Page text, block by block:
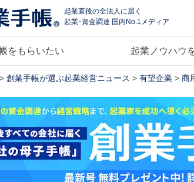
起業直後の全法人に届く
起業･資金調達 国内No.1メディア
をもらいたい 起業ノウハウ
> 創業手帳が選ぶ起業経営ニュース > 有望企業 > 商